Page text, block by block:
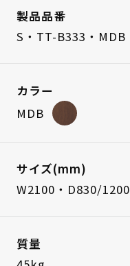
製品品番
S・TT-B333・MDB
カラー
MDB
サイズ(mm)
W2100・D830/
質量